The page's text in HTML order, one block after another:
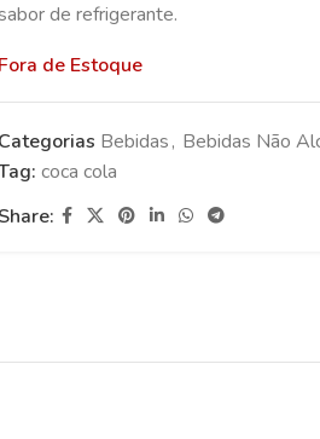
de refrigerante.
Fora de Estoque
Categorias Bebidas, Bebidas Não
coca cola
Share: